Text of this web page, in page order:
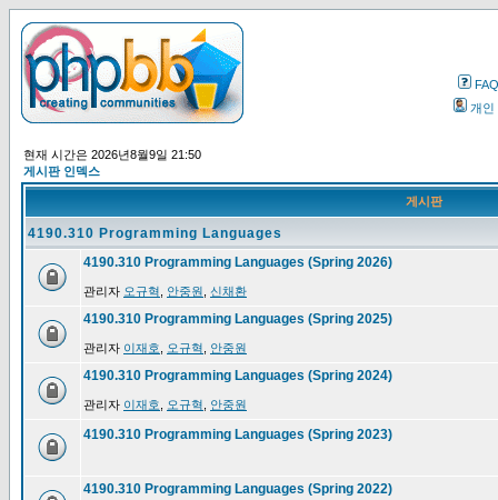
FAQ
개인
현재 시간은 2026년8월9일 21:50
게시판 인덱스
게시판
4190.310 Programming Languages
4190.310 Programming Languages (Spring 2026)
관리자 오규혁 안중원 신채환
4190.310 Programming Languages (Spring 2025)
관리자 이재호 오규혁 안중원
4190.310 Programming Languages (Spring 2024)
관리자 이재호 오규혁 안중원
4190.310 Programming Languages (Spring 2023)
4190.310 Programming Languages (Spring 2022)